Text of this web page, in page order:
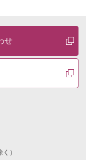
せ
）